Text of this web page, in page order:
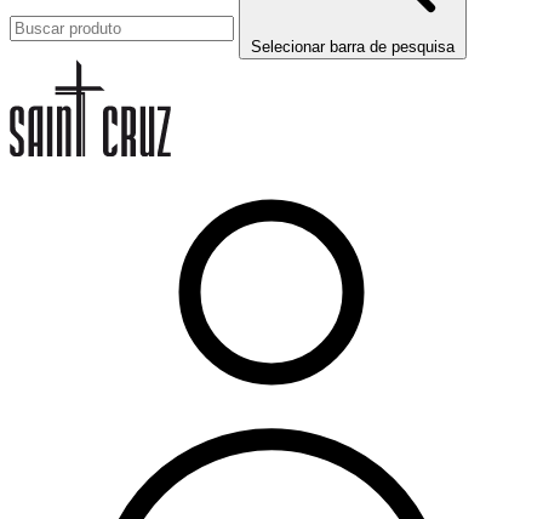
Selecionar barra de pesquisa